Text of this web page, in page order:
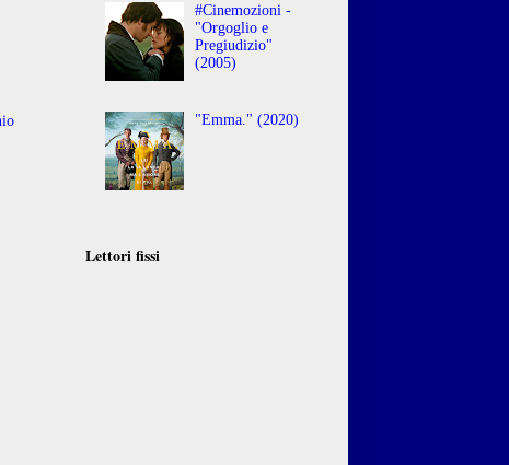
#Cinemozioni -
"Orgoglio e
Pregiudizio"
(2005)
"Emma." (2020)
Lettori fissi